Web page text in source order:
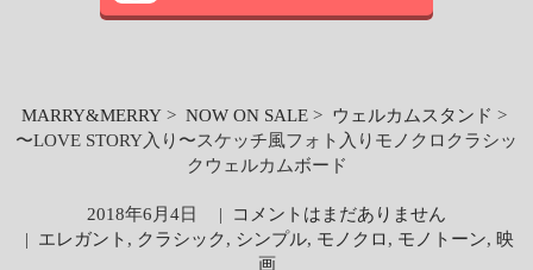
MARRY&MERRY > NOW ON SALE > ウェルカムスタンド >
〜LOVE STORY入り〜スケッチ風フォト入りモノクロクラシッ
クウェルカムボード
2018年6月4日 |
コメントはまだありません
| エレガント , クラシック, シンプル, モノクロ , モノトーン, 映
画